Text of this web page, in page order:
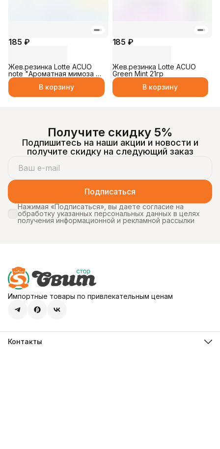
185 ₽
Жев.резинка Lotte ACUO
note "Ароматная мимоза и
цитрусовые" 21гр
В корзину
185 ₽
Жев.резинка Lotte ACUO
Green Mint 21гр
В корзину
Получите скидку 5%
Подпишитесь на наши акции и новости и
получите скидку на следующий заказ
Подписаться
Нажимая «Подписаться», вы даете согласие на
обработку указанных персональных данных в целях
получения информационной и рекламной рассылки
Импортные товары по привлекательным ценам
Контакты